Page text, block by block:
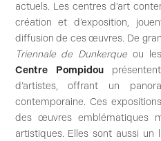
actuels. Les centres d’art
création et d’exposition,
diffusion de ces œuvres. De
Triennale de Dunkerque ou
Centre Pompidou
d’artistes, offrant un
contemporaine. Ces
des œuvres emblématiques
artistiques. Elles sont aussi un